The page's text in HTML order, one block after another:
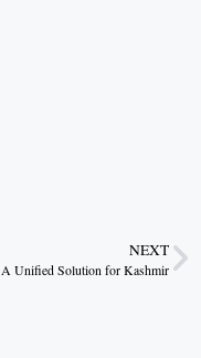
NEXT
A Unified Solution for Kashmir